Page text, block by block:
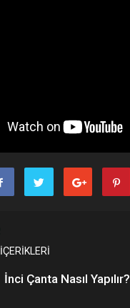
İnci Çanta Nasıl Yapılır?